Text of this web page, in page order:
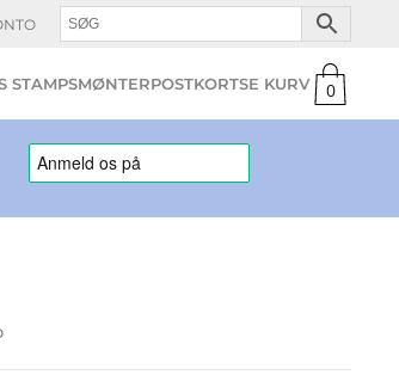
STAMPSMØNTERPOSTKORT 0